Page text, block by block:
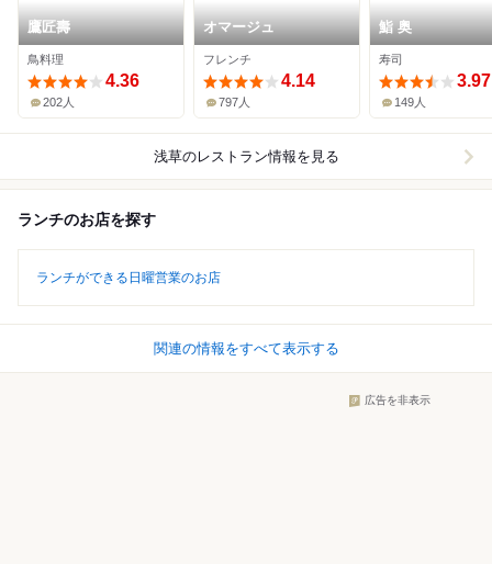
鷹匠壽
鳥料理
4.36
202人
オマージュ
フレンチ
4.14
797人
鮨 奥
寿司
3.97
149人
浅草のレストラン情報を見る
ランチのお店を探す
ランチができる日曜営業のお店
関連の情報をすべて表示する
広告を非表示